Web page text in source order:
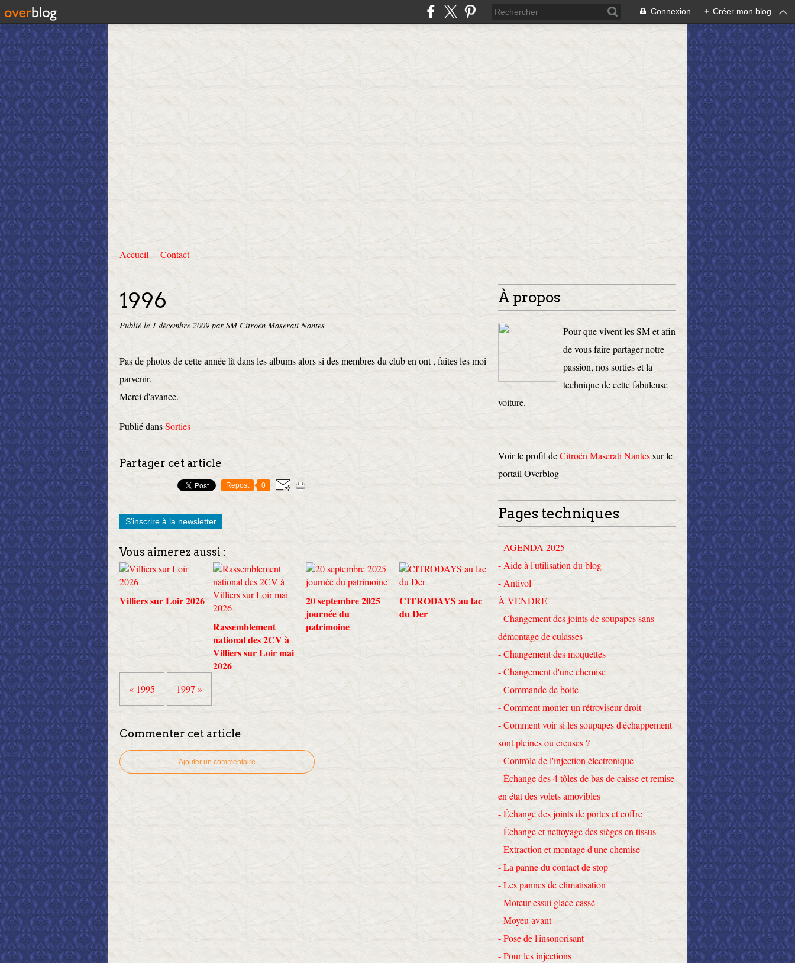
Connexion + Créer mon blog
Accueil Contact
1996
Publié le 1 décembre 2009 par SM Citroën Maserati Nantes
Pas de photos de cette année là dans les albums alors si des membres du club en ont , faites les moi
parvenir.
Merci d'avance.
Publié dansSorties
Partager cet article
Repost 0
S'inscrire à la newsletter
Vous aimerez aussi :
Villiers sur Loir 2026
Rassemblement
national des 2CV à
Villiers sur Loir mai
2026
20 septembre 2025
journée du
patrimoine
CITRODAYS au lac
du Der
« 1995 1997 »
Commenter cet article
Ajouter un commentaire
À propos
Pour que vivent les SM et afin
de vous faire partager notre
passion, nos sorties et la
technique de cette fabuleuse
voiture.
Voir le profil deCitroën Maserati Nantessur le
portail Overblog
Pages techniques
- AGENDA 2025
- Aide à l'utilisation du blog
- Antivol
À VENDRE
- Changement des joints de soupapes sans
démontage de culasses
- Changement des moquettes
- Changement d'une chemise
- Commande de boite
- Comment monter un rétroviseur droit
- Comment voir si les soupapes d'échappement
sont pleines ou creuses ?
- Contrôle de l'injection électronique
- Échange des 4 tôles de bas de caisse et remise
en état des volets amovibles
- Échange des joints de portes et coffre
- Échange et nettoyage des sièges en tissus
- Extraction et montage d'une chemise
- La panne du contact de stop
- Les pannes de climatisation
- Moteur essui glace cassé
- Moyeu avant
- Pose de l'insonorisant
- Pour les injections